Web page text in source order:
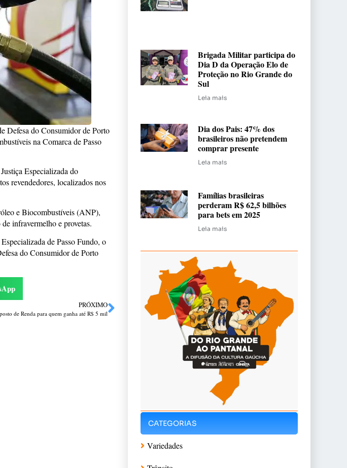
Defesa do Consumidor de Porto
na Comarca de Passo
Especializada do
revendedores, localizados nos
e Biocombustíveis (ANP),
infravermelho e provetas.
de Passo Fundo, o
do Consumidor de Porto
PRÓXIMO
de Renda para quem ganha até R$ 5 mil
Brigada Militar participa do
Dia D da Operação Elo de
Proteção no Rio Grande do
Sul
Leia mais
Dia dos Pais: 47% dos
brasileiros não pretendem
comprar presente
Leia mais
Famílias brasileiras
perderam R$ 62,5 bilhões
para bets em 2025
Leia mais
CATEGORIAS
Variedades